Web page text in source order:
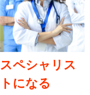
スペシャリス
トになる